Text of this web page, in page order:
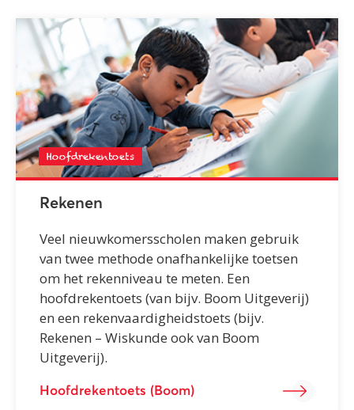
Hoofdrekentoets
Rekenen
Veel nieuwkomersscholen maken gebruik
van twee methode onafhankelijke toetsen
om het rekenniveau te meten. Een
hoofdrekentoets (van bijv. Boom Uitgeverij)
en een rekenvaardigheidstoets (bijv.
Rekenen – Wiskunde ook van Boom
Uitgeverij).
Hoofdrekentoets (Boom)